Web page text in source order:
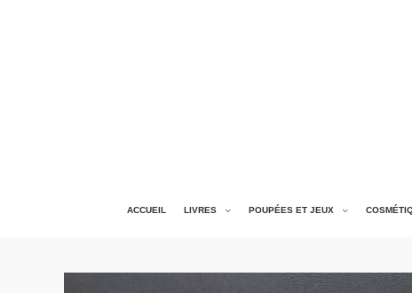
ACCUEIL LIVRES POUPÉES ET JEUX